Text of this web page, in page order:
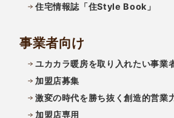
住宅情報誌「住Style Book」
事業者向け
ユカカラ暖房を取り入れたい事業
加盟店募集
激変の時代を勝ち抜く創造的営業
加盟店専用